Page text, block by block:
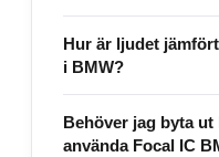
Hur är ljudet
i BMW?
Behöver jag byta
använda Focal IC